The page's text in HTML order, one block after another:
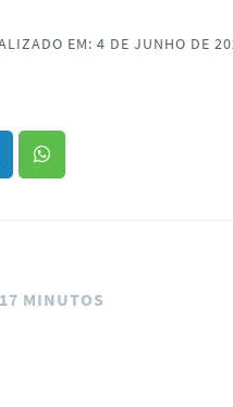
EM: 4 DE JUNHO DE
17 MINUTOS